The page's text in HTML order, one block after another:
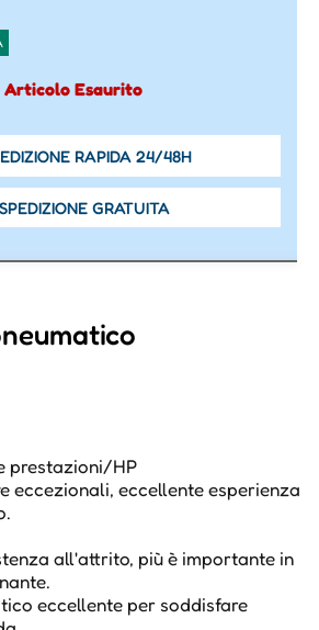
Articolo Esaurito
RAPIDA 24/48H
SPEDIZIONE GRATUITA
prestazioni/HP
eccezionali, eccellente esperienza
all'attrito, più è importante in
eccellente per soddisfare